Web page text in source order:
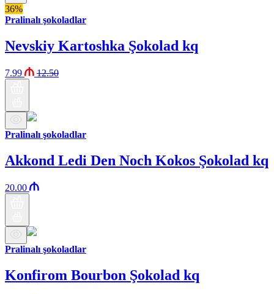
36%
Pralinalı şokoladlar
Nevskiy Kartoshka Şokolad kq
7.99 12.50
Pralinalı şokoladlar
Akkond Ledi Den Noch Kokos Şokolad kq
20.00
Pralinalı şokoladlar
Konfirom Bourbon Şokolad kq